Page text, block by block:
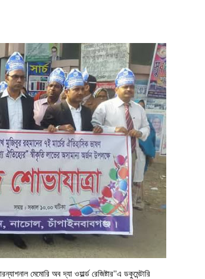
মেমোরি অব দ্যা ওয়ার্ল্ড রেজিষ্টার’’এ ডকুমেন্টারি